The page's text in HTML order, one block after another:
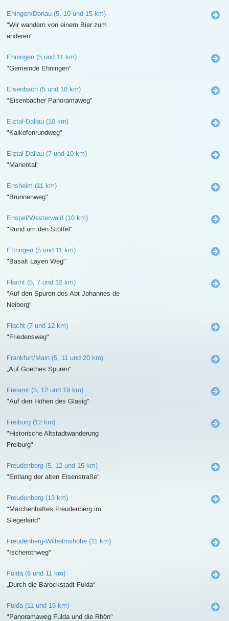
Ehingen/Donau (5, 10 und 15 km)
"Wir wandern von einem Bier zum
anderen"
Ehningen (5 und 11 km)
"Gemeinde Ehningen"
Eisenbach (5 und 10 km)
"Eisenbacher Panoramaweg"
Elztal-Dallau (10 km)
"Kalkofenrundweg"
Elztal-Dallau (7 und 10 km)
"Mariental"
Ensheim (11 km)
"Brunnenweg"
Enspel/Westerwald (10 km)
"Rund um den Stöffel"
Ettringen (5 und 11 km)
"Basalt Layen Weg"
Flacht (5, 7 und 12 km)
"Auf den Spuren des Abt Johannes de
Neiberg"
Flacht (7 und 12 km)
"Friedensweg"
Frankfurt/Main (5, 11 und 20 km)
„Auf Goethes Spuren"
Freiamt (5, 12 und 19 km)
"Auf den Höhen des Glasig"
Freiburg (12 km)
"Historische Altstadtwanderung
Freiburg"
Freudenberg (5, 12 und 15 km)
"Entlang der alten Eisenstraße"
Freudenberg (13 km)
"Märchenhaftes Freudenberg im
Siegerland"
Freudenberg-Wilhelmshöhe (11 km)
"Ischerothweg"
Fulda (6 und 11 km)
„Durch die Barockstadt Fulda“
Fulda (11 und 15 km)
"Panoramaweg Fulda und die Rhön"